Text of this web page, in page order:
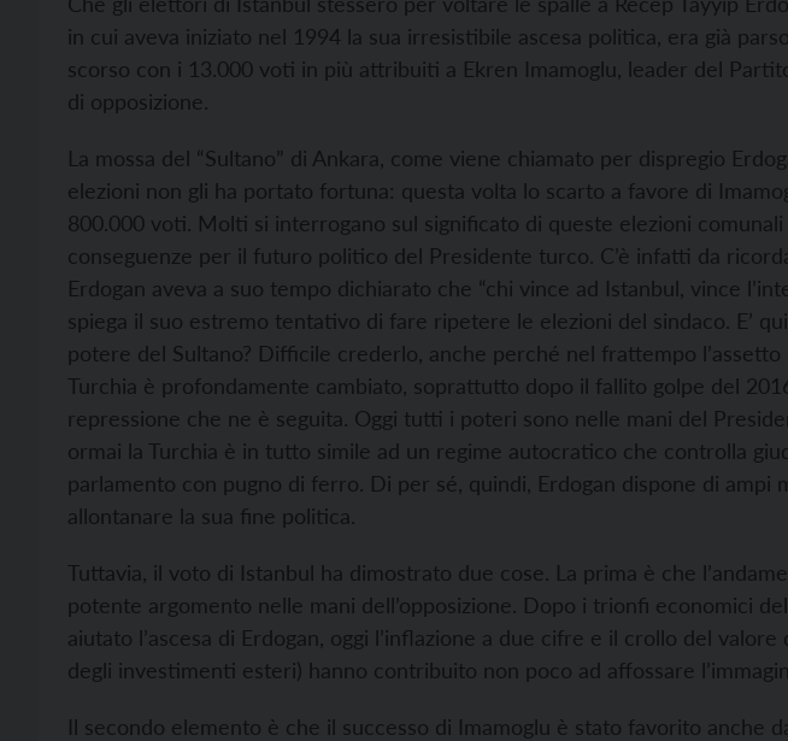
in cui aveva iniziato nel 1994 la sua irresistibile ascesa politica, era già
scorso con i 13.000 voti in più attribuiti a Ekren Imamoglu, leader del
di opposizione.
La mossa del “Sultano” di Ankara, come viene chiamato per dispregio
elezioni non gli ha portato fortuna: questa volta lo scarto a favore di
800.000 voti. Molti si interrogano sul significato di queste elezioni comunali
conseguenze per il futuro politico del Presidente turco. C’è infatti da
Erdogan aveva a suo tempo dichiarato che “chi vince ad Istanbul, vince
spiega il suo estremo tentativo di fare ripetere le elezioni del sindaco. E’
potere del Sultano? Difficile crederlo, anche perché nel frattempo l’assetto
Turchia è profondamente cambiato, soprattutto dopo il fallito golpe del
repressione che ne è seguita. Oggi tutti i poteri sono nelle mani del
ormai la Turchia è in tutto simile ad un regime autocratico che controlla
parlamento con pugno di ferro. Di per sé, quindi, Erdogan dispone di ampi
allontanare la sua fine politica.
Tuttavia, il voto di Istanbul ha dimostrato due cose. La prima è che
potente argomento nelle mani dell’opposizione. Dopo i trionfi economici
aiutato l’ascesa di Erdogan, oggi l’inflazione a due cifre e il crollo del
degli investimenti esteri) hanno contribuito non poco ad affossare
Il secondo elemento è che il successo di Imamoglu è stato favorito anche